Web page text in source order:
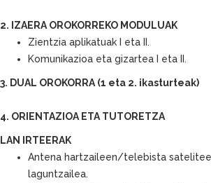
2. IZAERA OROKORREKO MODULUAK
Zientzia aplikatuak I eta II.
Komunikazioa eta gizartea I eta II.
3. DUAL OROKORRA (1 eta 2. ikasturteak)
4. ORIENTAZIOA ETA TUTORETZA
LAN IRTEERAK
Antena hartzaileen/telebista
laguntzailea.